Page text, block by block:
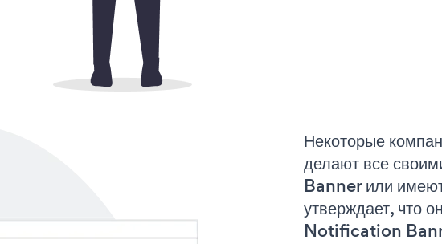
Некоторые
делают все
Banner или
утверждает, что
Notification